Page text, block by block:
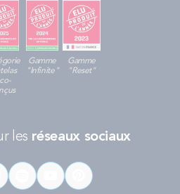
Gamme
"Infinite"
Gamme
"Reset"
les réseaux sociaux